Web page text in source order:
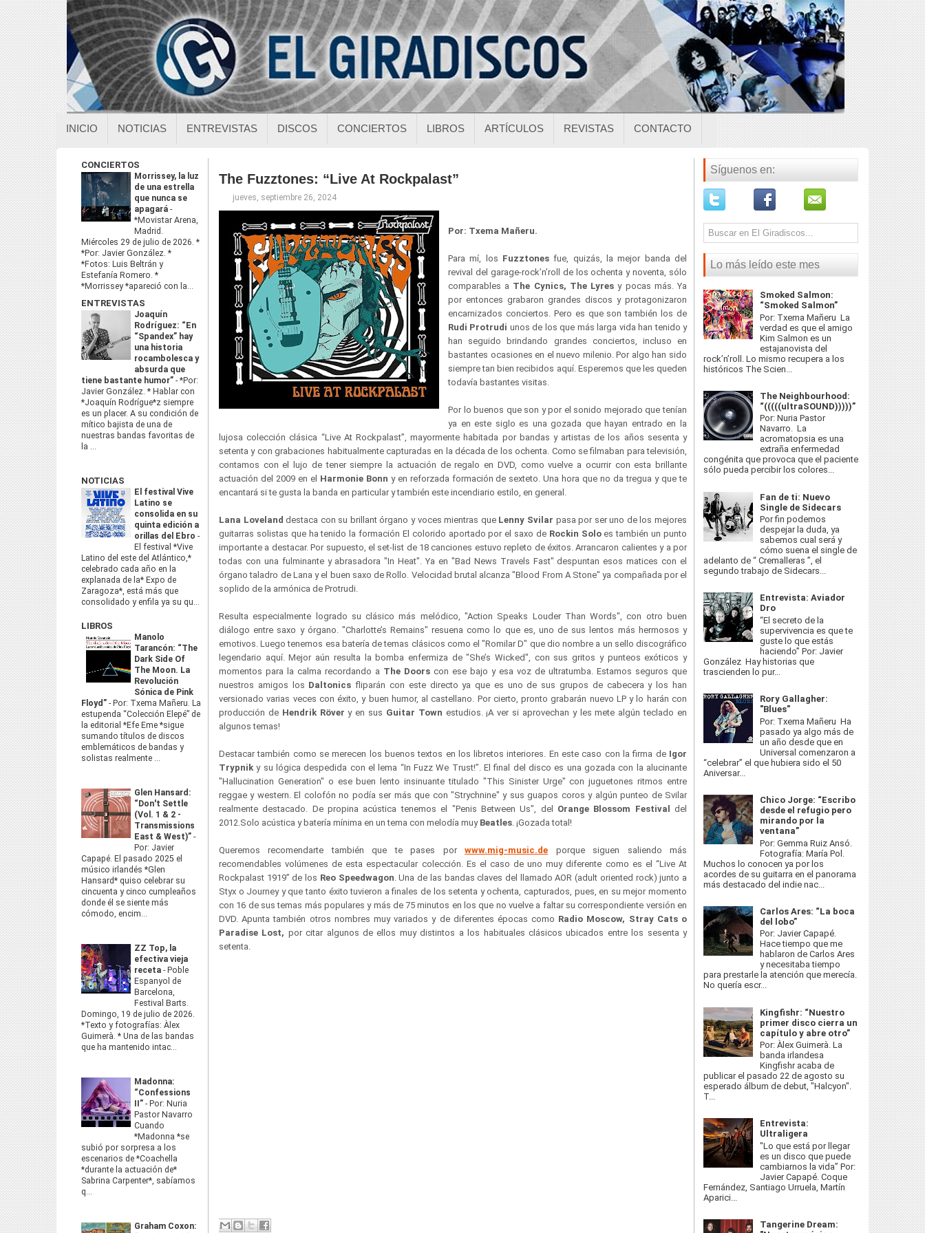
INICIO NOTICIAS ENTREVISTAS DISCOS CONCIERTOS LIBROS ARTÍCULOS REVISTAS CONTACTO
CONCIERTOS
Morrissey, la luz
de una estrella
que nunca se
apagará -
*Movistar Arena,
Madrid.
Miércoles 29 de julio de 2026. *
*Por: Javier González. *
*Fotos: Luis Beltrán y
Estefanía Romero. *
*Morrissey *apareció con la...
ENTREVISTAS
Joaquín
Rodríguez: “En
“Spandex” hay
una historia
rocambolesca y
absurda que
tiene bastante humor” -*Por:
Javier González. * Hablar con
*Joaquín Rodrígue*z siempre
es un placer. A su condición de
mítico bajista de una de
nuestras bandas favoritas de
la ...
NOTICIAS
El festival Vive
Latino se
consolida en su
quinta edición a
orillas del Ebro -
El festival *Vive
Latino del este del Atlántico,*
celebrado cada año en la
explanada de la* Expo de
Zaragoza*, está más que
consolidado y enfila ya su qu...
LIBROS
Manolo
Tarancón: “The
Dark Side Of
The Moon. La
Revolución
Sónica de Pink
Floyd” - Por: Txema Mañeru. La
estupenda “Colección Elepé” de
la editorial *Efe Eme *sigue
sumando títulos de discos
emblemáticos de bandas y
solistas realmente ...
Glen Hansard:
“Don't Settle
(Vol. 1 & 2 -
Transmissions
East & West)” -
Por: Javier
Capapé. El pasado 2025 el
músico irlandés *Glen
Hansard* quiso celebrar su
cincuenta y cinco cumpleaños
donde él se siente más
cómodo, encim...
ZZ Top, la
efectiva vieja
receta - Poble
Espanyol de
Barcelona,
Festival Barts.
Domingo, 19 de julio de 2026.
*Texto y fotografías: Àlex
Guimerà. * Una de las bandas
que ha mantenido intac...
Madonna:
“Confessions
II” - Por: Nuria
Pastor Navarro
Cuando
*Madonna *se
subió por sorpresa a los
escenarios de *Coachella
*durante la actuación de*
Sabrina Carpenter*, sabíamos
q...
Graham Coxon:
The Fuzztones: “Live At Rockpalast”
jueves, septiembre 26, 2024
Por: Txema Mañeru.
Para mí, los Fuzztones fue, quizás, la mejor banda del
revival del garage-rock’n’roll de los ochenta y noventa, sólo
comparables a The Cynics, The Lyres y pocas más. Ya
por entonces grabaron grandes discos y protagonizaron
encarnizados conciertos. Pero es que son también los de
Rudi Protrudi unos de los que más larga vida han tenido y
han seguido brindando grandes conciertos, incluso en
bastantes ocasiones en el nuevo milenio. Por algo han sido
siempre tan bien recibidos aquí. Esperemos que les queden
todavía bastantes visitas.
Por lo buenos que son y por el sonido mejorado que tenían
ya en este siglo es una gozada que hayan entrado en la
lujosa colección clásica “Live At Rockpalast”, mayormente habitada por bandas y artistas de los años sesenta y
setenta y con grabaciones habitualmente capturadas en la década de los ochenta. Como se filmaban para televisión,
contamos con el lujo de tener siempre la actuación de regalo en DVD, como vuelve a ocurrir con esta brillante
actuación del 2009 en el Harmonie Bonn y en reforzada formación de sexteto. Una hora que no da tregua y que te
encantará si te gusta la banda en particular y también este incendiario estilo, en general.
Lana Loveland destaca con su brillant órgano y voces mientras que Lenny Svilar pasa por ser uno de los mejores
guitarras solistas que ha tenido la formación El colorido aportado por el saxo de Rockin Soloes también un punto
importante a destacar. Por supuesto, el set-list de 18 canciones estuvo repleto de éxitos. Arrancaron calientes y a por
todas con una fulminante y abrasadora "In Heat". Ya en "Bad News Travels Fast" despuntan esos matices con el
órgano taladro de Lana y el buen saxo de Rollo. Velocidad brutal alcanza "Blood From A Stone" ya compañada por el
soplido de la armónica de Protrudi.
Resulta especialmente logrado su clásico más melódico, "Action Speaks Louder Than Words", con otro buen
diálogo entre saxo y órgano. "Charlotte’s Remains" resuena como lo que es, uno de sus lentos más hermosos y
emotivos. Luego tenemos esa batería de temas clásicos como el "Romilar D" que dio nombre a un sello discográfico
legendario aquí. Mejor aún resulta la bomba enfermiza de "She’s Wicked", con sus gritos y punteos exóticos y
momentos para la calma recordando a The Doors con ese bajo y esa voz de ultratumba. Estamos seguros que
nuestros amigos los Daltonics fliparán con este directo ya que es uno de sus grupos de cabecera y los han
versionado varias veces con éxito, y buen humor, al castellano. Por cierto, pronto grabarán nuevo LP y lo harán con
producción de Hendrik Röver y en sus Guitar Town estudios. ¡A ver si aprovechan y les mete algún teclado en
algunos temas!
Destacar también como se merecen los buenos textos en los libretos interiores. En este caso con la firma de Igor
Trypniky su lógica despedida con el lema “In Fuzz We Trust!”. El final del disco es una gozada con la alucinante
"Hallucination Generation" o ese buen lento insinuante titulado "This Sinister Urge" con juguetones ritmos entre
reggae y western. El colofón no podía ser más que con "Strychnine" y sus guapos coros y algún punteo de Svilar
realmente destacado. De propina acústica tenemos el "Penis Between Us", del
Orange Blossom Festival
del
2012.Solo acústica y batería mínima en un tema con melodía muy Beatles. ¡Gozada total!
Queremos recomendarte también que te pases porwww.mig-music.de porque siguen saliendo más
recomendables volúmenes de esta espectacular colección. Es el caso de uno muy diferente como es el “Live At
Rockpalast 1919” de los Reo Speedwagon. Una de las bandas claves del llamado AOR (adult oriented rock) junto a
Styx o Journey y que tanto éxito tuvieron a finales de los setenta y ochenta, capturados, pues, en su mejor momento
con 16 de sus temas más populares y más de 75 minutos en los que no vuelve a faltar su correspondiente versión en
DVD. Apunta también otros nombres muy variados y de diferentes épocas como Radio Moscow, Stray Cats o
Paradise Lost, por citar algunos de ellos muy distintos a los habituales clásicos ubicados entre los sesenta y
setenta.
Síguenos en:
Lo más leído este mes
Smoked Salmon:
“Smoked Salmon”
Por: Txema Mañeru La
verdad es que el amigo
Kim Salmon es un
estajanovista del
rock’n’roll. Lo mismo recupera a los
históricos The Scien...
The Neighbourhood:
“(((((ultraSOUND)))))”
Por: Nuria Pastor
Navarro. La
acromatopsia es una
extraña enfermedad
congénita que provoca que el paciente
sólo pueda percibir los colores...
Fan de ti: Nuevo
Single de Sidecars
Por fin podemos
despejar la duda, ya
sabemos cual será y
cómo suena el single de
adelanto de “ Cremalleras ”, el
segundo trabajo de Sidecars...
Entrevista: Aviador
Dro
“El secreto de la
supervivencia es que te
guste lo que estás
haciendo” Por: Javier
González Hay historias que
trascienden lo pur...
Rory Gallagher:
"Blues"
Por: Txema Mañeru Ha
pasado ya algo más de
un año desde que en
Universal comenzaron a
“celebrar” el que hubiera sido el 50
Aniversar...
Chico Jorge: “Escribo
desde el refugio pero
mirando por la
ventana”
Por: Gemma Ruiz Ansó.
Fotografía: María Pol.
Muchos lo conocen ya por los
acordes de su guitarra en el panorama
más destacado del indie nac...
Carlos Ares: “La boca
del lobo”
Por: Javier Capapé.
Hace tiempo que me
hablaron de Carlos Ares
y necesitaba tiempo
para prestarle la atención que merecía.
No quería escr...
Kingfishr: “Nuestro
primer disco cierra un
capítulo y abre otro”
Por: Àlex Guimerà. La
banda irlandesa
Kingfishr acaba de
publicar el pasado 22 de agosto su
esperado álbum de debut, "Halcyon".
T...
Entrevista:
Ultraligera
"Lo que está por llegar
es un disco que puede
cambiarnos la vida” Por:
Javier Capapé. Coque
Fernández, Santiago Urruela, Martín
Aparici...
Tangerine Dream: